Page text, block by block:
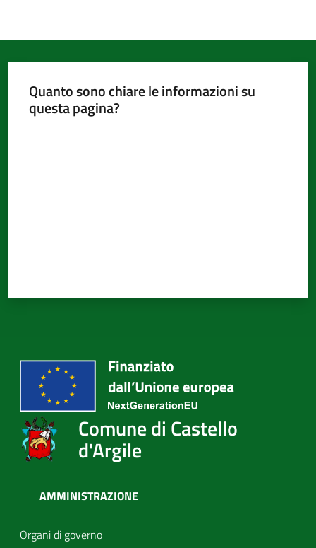
Quanto sono chiare le informazioni su
questa pagina?
Comune di Castello
d'Argile
AMMINISTRAZIONE
Organi di governo